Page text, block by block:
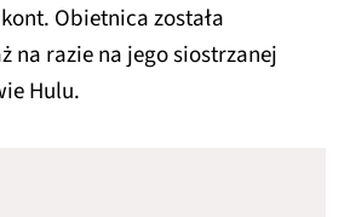
Obietnica została
na razie na jego siostrzanej
Hulu.